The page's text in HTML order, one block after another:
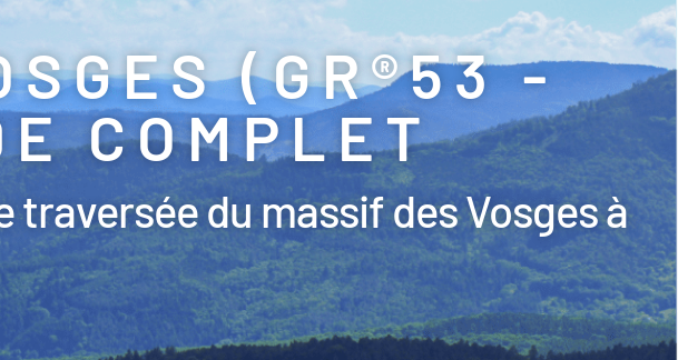
(GR®53 -
COMPLET
du massif des Vosges à